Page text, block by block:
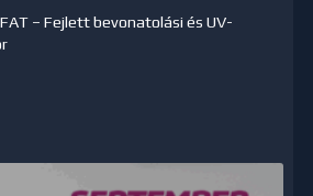
– Fejlett bevonatolási és UV-